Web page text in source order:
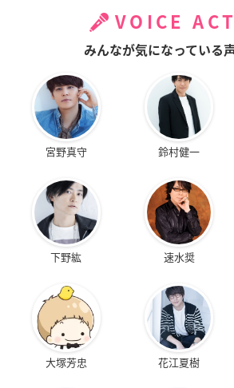
VOICE
みんなが気になっている
宮野真守 鈴村健一
下野紘 速水奨
大塚芳忠 花江夏樹